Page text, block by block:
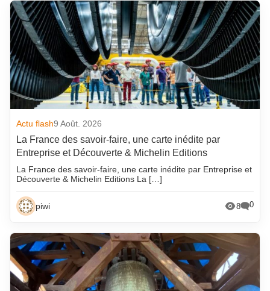
Actu flash9 Août. 2026
La France des savoir-faire, une carte inédite par
Entreprise et Découverte & Michelin Editions
La France des savoir-faire, une carte inédite par Entreprise et
Découverte & Michelin Editions La […]
piwi 8 0